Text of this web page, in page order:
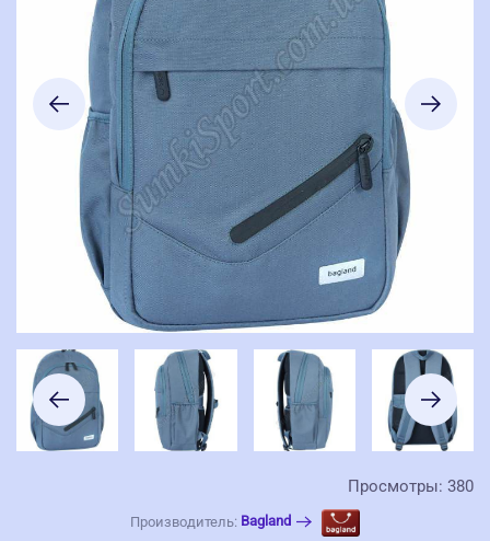
Просмотры: 380
Производитель: Bagland